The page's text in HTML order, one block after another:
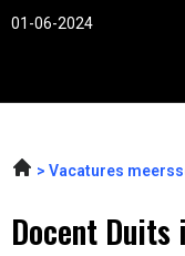
01-06-2024
Vacatures
Docent